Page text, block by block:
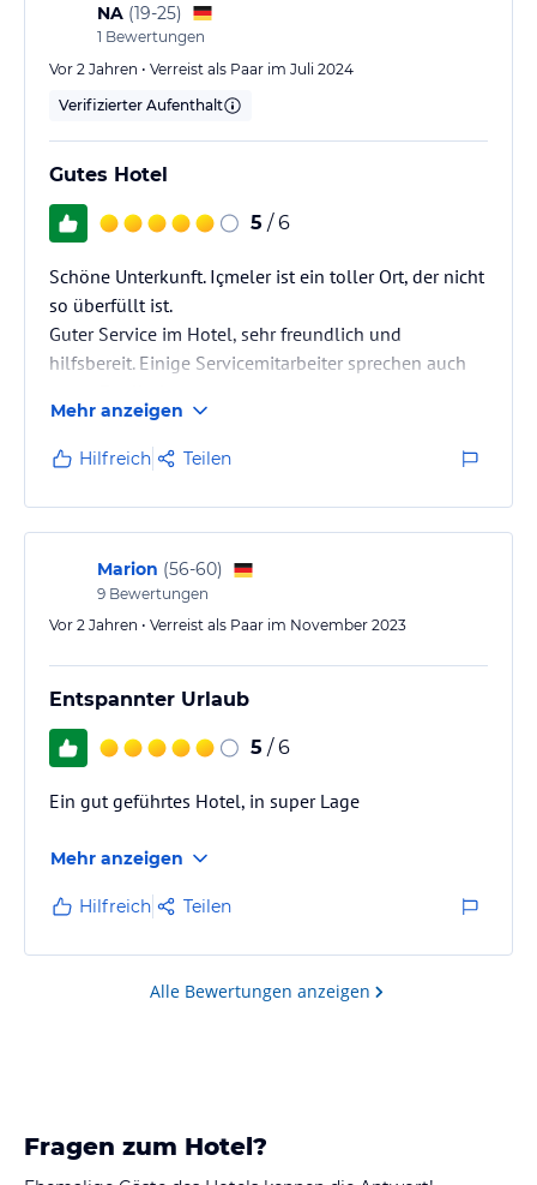
NA (19-25)
1 Bewertungen
Vor 2 Jahren • Verreist als Paar im Juli 2024
Verifizierter Aufenthalt
Gutes Hotel
5 / 6
Schöne Unterkunft. Içmeler ist ein toller Ort, der nicht
so überfüllt ist.
Guter Service im Hotel, sehr freundlich und
hilfsbereit. Einige Servicemitarbeiter sprechen auch
Essen war lecker. Meiner Meinung nach nichts
besonders, es war für jeden Geschmack etwas dabei,
aber nichts, was einen umhaut. Die Hauptsache, es
war sauber und frisch.
In dem Ort allgemein gibt es viele Touristen aus
England und Russland und wir hatten den Eindruck,
das Essen, Personal und auch die Restaurants und
Cafés in der…
Mehr anzeigen
Hilfreich Teilen
Marion (56-60)
9 Bewertungen
Vor 2 Jahren • Verreist als Paar im November 2023
Entspannter Urlaub
5 / 6
Ein gut geführtes Hotel, in super Lage
Mehr anzeigen
Hilfreich Teilen
Alle Bewertungen anzeigen
Fragen zum Hotel?